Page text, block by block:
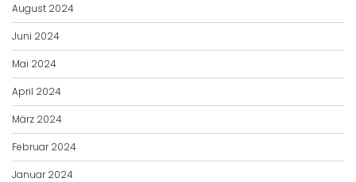
August 2024
Juni 2024
Mai 2024
April 2024
März 2024
Februar 2024
Januar 2024